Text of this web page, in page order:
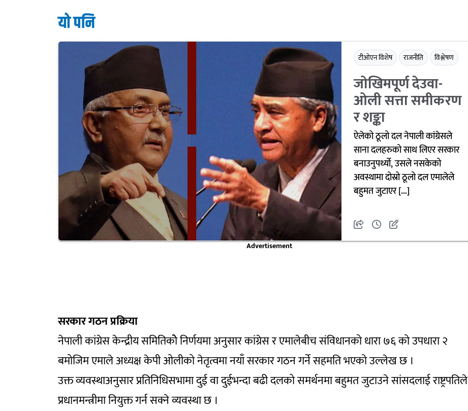
यो पनि
टीओएन विशेष राजनीति विश्लेषण
जोखिमपूर्ण देउवा-
ओली सत्ता समीकरण
र शङ्का
ऐलेको ठूलो दल नेपाली कांग्रेसले
साना दलहरुको साथ लिएर सरकार
बनाउनुपर्थ्यो, उसले नसकेको
अवस्थामा दोस्रो ठूलो दल एमालेले
बहुमत जुटाएर […]
Advertisement
सरकार गठन प्रक्रिया
नेपाली कांग्रेस केन्द्रीय समितिकोे निर्णयमा अनुसार कांग्रेस र एमालेबीच संविधानको धारा ७६ को उपधारा २
बमोजिम एमाले अध्यक्ष केपी ओलीको नेतृत्वमा नयाँ सरकार गठन गर्ने सहमति भएको उल्लेख छ ।
उक्त व्यवस्थाअनुसार प्रतिनिधिसभामा दुई वा दुईभन्दा बढी दलको समर्थनमा बहुमत जुटाउने सांसदलाई राष्ट्रपतिले
प्रधानमन्त्रीमा नियुक्त गर्न सक्ने व्यवस्था छ ।